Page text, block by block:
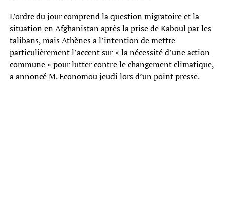
L’ordre du jour comprend la question migratoire et la
situation en Afghanistan après la prise de Kaboul par les
talibans, mais Athènes a l’intention de mettre
particulièrement l’accent sur « la nécessité d’une action
commune » pour lutter contre le changement climatique,
a annoncé M. Economou jeudi lors d’un point presse.